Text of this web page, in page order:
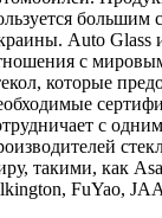
большим
Auto Glass
с
которые
с
такими, как
FuYao,